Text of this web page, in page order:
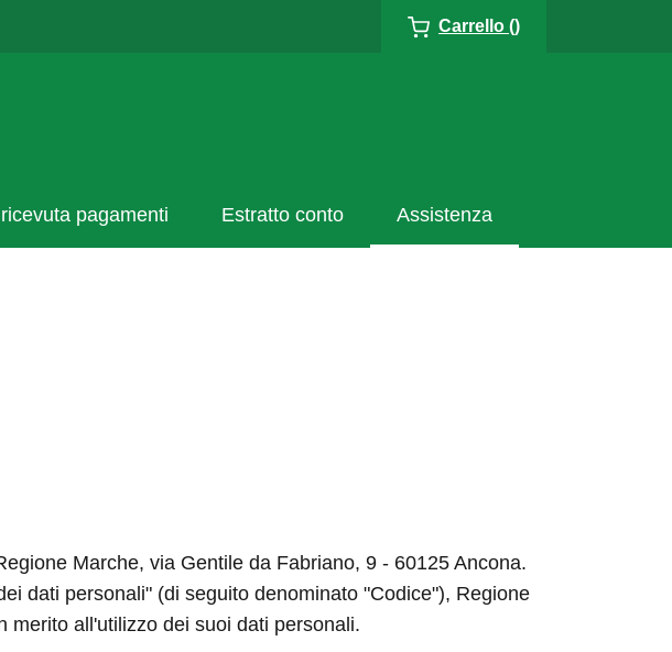
Carrello ()
pagamenti Estratto conto Assistenza
Marche, via Gentile da Fabriano, 9 - 60125 Ancona.
dati personali" (di seguito denominato "Codice"), Regione
merito all'utilizzo dei suoi dati personali.